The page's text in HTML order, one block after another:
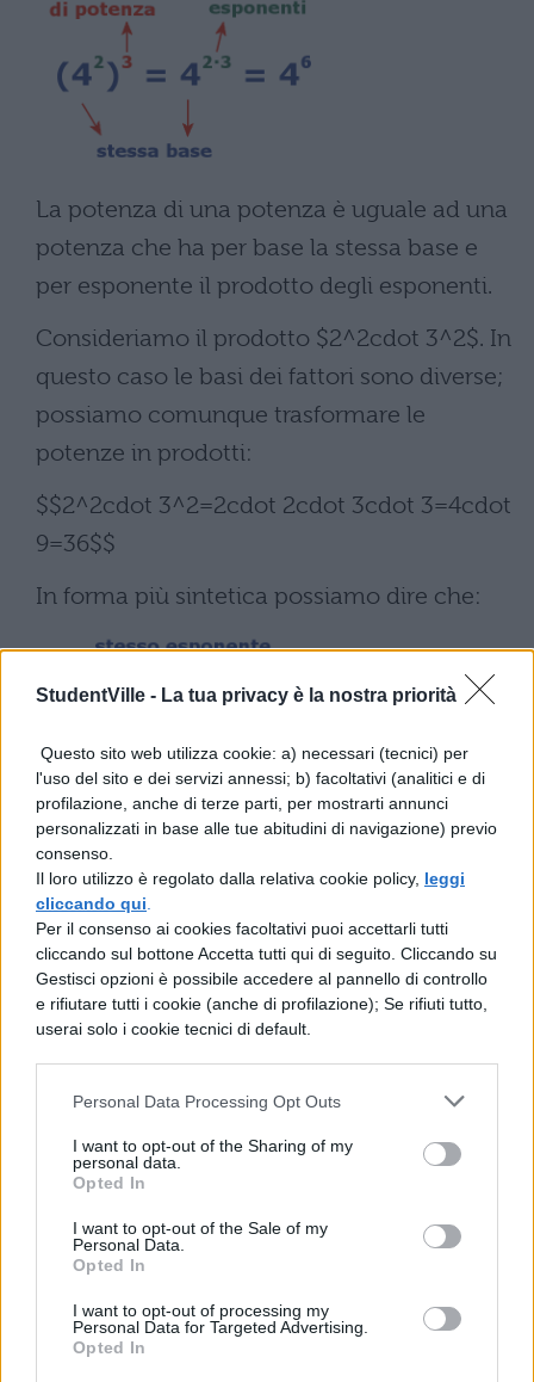
StudentVille - La tua privacy è la nostra priorità
Questo sito web utilizza cookie: a) necessari (tecnici) per
l'uso del sito e dei servizi annessi; b) facoltativi (analitici e di
profilazione, anche di terze parti, per mostrarti annunci
personalizzati in base alle tue abitudini di navigazione) previo
consenso.
Il loro utilizzo è regolato dalla relativa cookie policy, leggi
cliccando qui
Per il consenso ai cookies facoltativi puoi accettarli tutti
cliccando sul bottone Accetta tutti qui di seguito. Cliccando su
Gestisci opzioni è possibile accedere al pannello di controllo
e rifiutare tutti i cookie (anche di profilazione); Se rifiuti tutto,
userai solo i cookie tecnici di default.
Personal Data Processing Opt Outs
I want to opt-out of the Sharing of my
personal data.
Opted In
I want to opt-out of the Sale of my
Personal Data.
Opted In
I want to opt-out of processing my
Personal Data for Targeted Advertising.
Opted In
La potenza di una potenza è uguale ad una
potenza che ha per base la stessa base e
per esponente il prodotto degli esponenti.
Consideriamo il prodotto $2^2cdot 3^2$. In
questo caso le basi dei fattori sono diverse;
possiamo comunque trasformare le
potenze in prodotti:
$$2^2cdot 3^2=2cdot 2cdot 3cdot 3=4cdot
9=36$$
In forma più sintetica possiamo dire che:
Il prodotto di due o più potenze aventi lo
stesso esponente è uguale ad una potenza
che ha per base il prodotto delle basi e per
esponente lo stesso esponente.
Consideriamo il quoziente $15^3: 5^3$ e
$$15^3:5^3=(15cdot 15cdot 15):(5cdot
In sintesi possiamo scrivere: